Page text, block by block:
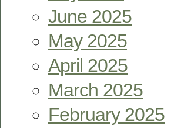
June 2025
May 2025
April 2025
March 2025
February 2025